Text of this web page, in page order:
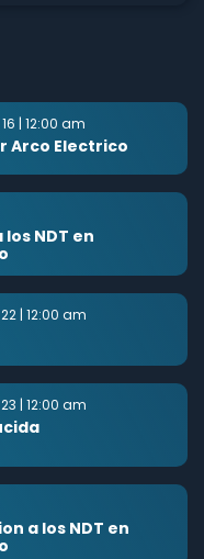
| 12:00 am
Arco Electrico
NDT en
| 12:00 am
| 12:00 am
a los NDT en